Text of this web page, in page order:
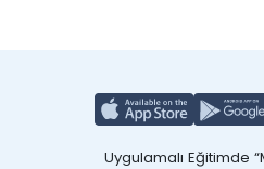
Uygulamalı Eğitimde